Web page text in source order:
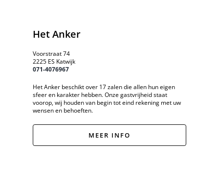
Het Anker
Voorstraat 74
2225 ES Katwijk
071-4076967
Het Anker beschikt over 17 zalen die allen hun eigen
sfeer en karakter hebben. Onze gastvrijheid staat
voorop, wij houden van begin tot eind rekening met uw
wensen en behoeften.
MEER INFO